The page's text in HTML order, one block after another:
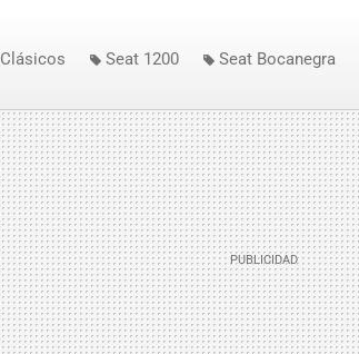
Clásicos Seat 1200 Seat Bocanegra